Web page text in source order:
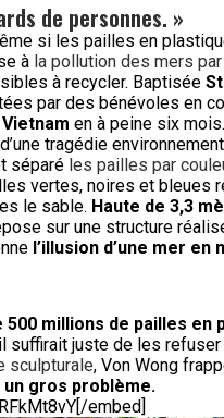
de personnes. »
si les pailles en
à la pollution des mers
à recycler. Baptisée
par des bénévoles en
en à peine six
tragédie
séparé les pailles par
vertes, noires et bleues
le sable. Haute de 3,3
sur une structure
l’illusion d’une mer en
500 millions de pailles en
suffirait juste de les
sculpturale, Von Wong
gros problème.
embed]